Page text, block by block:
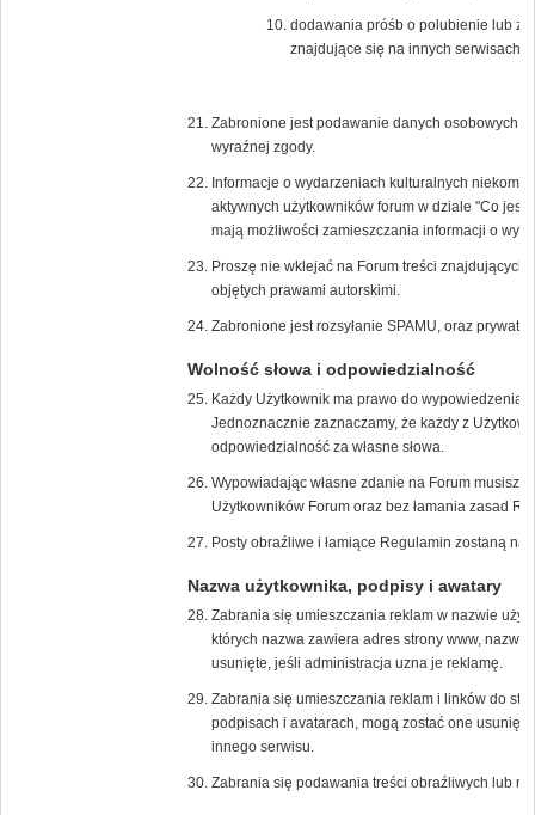
dodawania próśb o polubienie lub
znajdujące się na innych serwisach
Zabronione jest podawanie danych osobowych
wyraźnej zgody.
Informacje o wydarzeniach kulturalnych
aktywnych użytkowników forum w dziale "Co
mają możliwości zamieszczania informacji o
Proszę nie wklejać na Forum treści
objętych prawami autorskimi.
Zabronione jest rozsyłanie SPAMU, oraz
Wolność słowa i odpowiedzialność
Każdy Użytkownik ma prawo do wypowiedzenia
Jednoznacznie zaznaczamy, że każdy z
odpowiedzialność za własne słowa.
Wypowiadając własne zdanie na Forum musisz
Użytkowników Forum oraz bez łamania zasad
Posty obraźliwe i łamiące Regulamin zostaną
Nazwa użytkownika, podpisy i awatary
Zabrania się umieszczania reklam w nazwie
których nazwa zawiera adres strony www,
usunięte, jeśli administracja uzna je reklamę.
Zabrania się umieszczania reklam i linków do
podpisach i avatarach, mogą zostać one
innego serwisu.
Zabrania się podawania treści obraźliwych lub